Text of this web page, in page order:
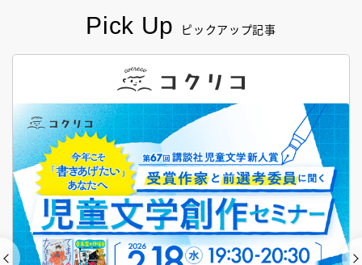
Pick Up ピックアップ記事